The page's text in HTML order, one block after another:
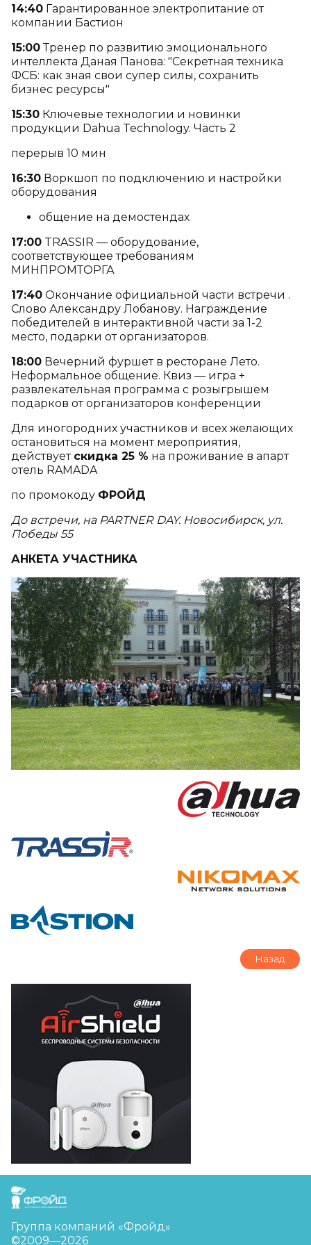
14:40 Гарантированное электропитание от
компании Бастион
15:00Тренер по развитию эмоционального
интеллекта Даная Панова: "Секретная техника
ФСБ: как зная свои супер силы, сохранить
бизнес ресурсы"
15:30 Ключевые технологии и новинки
продукции Dahua Technology. Часть 2
перерыв 10 мин
16:30 Воркшоп по подключению и настройки
оборудования
общение на демостендах
17:00 TRASSIR — оборудование,
соответствующее требованиям
МИНПРОМТОРГА
17:40 Окончание официальной части встречи .
Слово Александру Лобанову. Награждение
победителей в интерактивной части за 1-2
место, подарки от организаторов.
18:00 Вечерний фуршет в ресторане Лето.
Неформальное общение. Квиз — игра +
развлекательная программа с розыгрышем
подарков от организаторов конференции
Для иногородних участников и всех желающих
остановиться на момент мероприятия,
действует скидка 25 % на проживание в апарт
отель RAMADA
по промокоду ФРОЙД
До встречи, на PARTNER DAY. Новосибирск, ул.
Победы 55
АНКЕТА УЧАСТНИКА
Назад
FreudGroup
Группа компаний «Фройд»
©2009—2026